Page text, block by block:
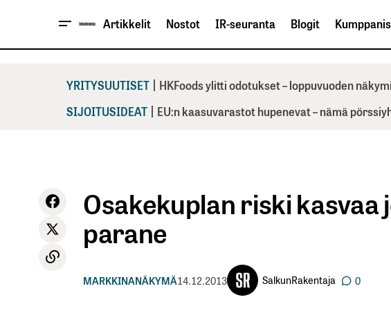
Artikkelit Nostot IR-seuranta Blogit
YRITYSUUTISET | HKFoods ylitti odotukset – loppuvuoden
SIJOITUSIDEAT | EU:n kaasuvarastot hupenevat – nämä
Osakekuplan riski
parane
MARKKINANÄKYMÄ14.12.2013 SalkunRakentaja 0